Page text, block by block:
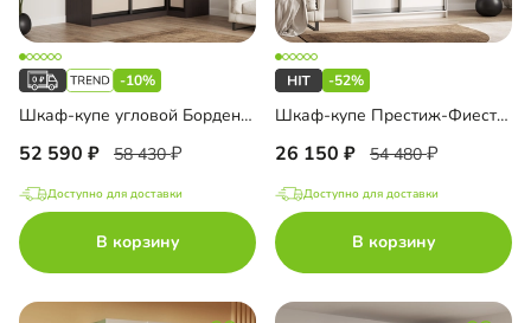
-10%
Шкаф-купе угловой Борден-5-1 1000
52 590 58 430
Доступно для доставки
В корзину
-52%
Шкаф-купе Престиж-Фиеста 2 двери
26 150 54 480
Доступно для доставки
В корзину